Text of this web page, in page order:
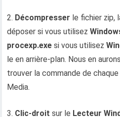
2. Décompresser le fichier zip,
déposer si vous utilisez
procexp.exe si vous utilisez
le en arrière-plan. Nous en
trouver la commande de
Media.
3. Clic-droit sur le Lecteur